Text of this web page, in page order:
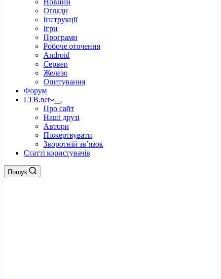
Новини
Огляди
Інструкції
Ігри
Програми
Робоче оточення
Android
Сервер
Железо
Опитування
Форум
LTB.net
Про сайт
Наші друзі
Автори
Пожертвувати
Зворотній зв’язок
Статті користувачів
Пошук